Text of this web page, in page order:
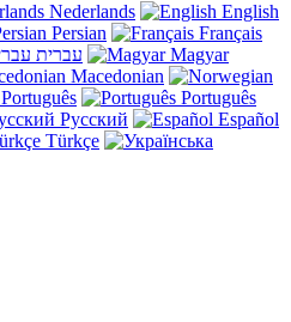
Nederlands
English
Persian
Français
עברית
Magyar
Macedonian
Português
Português
Русский
Español
Türkçe